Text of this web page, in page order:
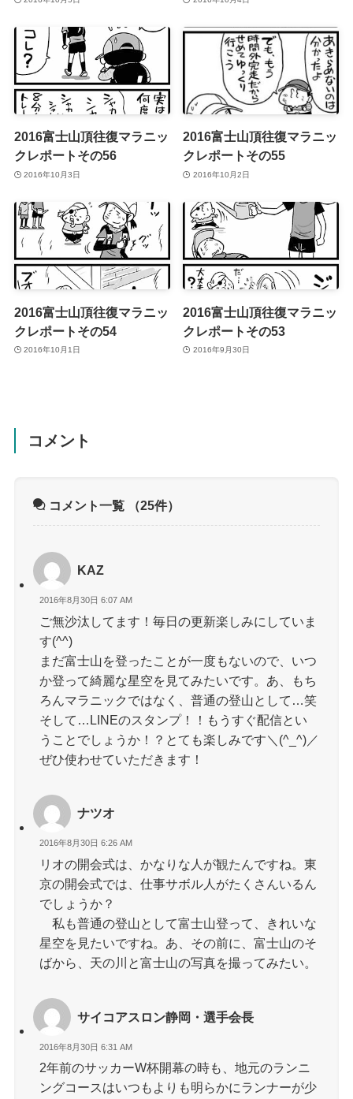
2016富士山頂往復マラニッ
クレポートその56
2016年10月3日
2016富士山頂往復マラニッ
クレポートその55
2016年10月2日
2016富士山頂往復マラニッ
クレポートその54
2016年10月1日
2016富士山頂往復マラニッ
クレポートその53
2016年9月30日
コメント
コメント一覧 （25件）
KAZ
2016年8月30日 6:07 AM
ご無沙汰してます！毎日の更新楽しみにしていま
す(^^)
まだ富士山を登ったことが一度もないので、いつ
か登って綺麗な星空を見てみたいです。あ、もち
ろんマラニックではなく、普通の登山として…笑
そして…LINEのスタンプ！！もうすぐ配信とい
うことでしょうか！？とても楽しみです＼(^_^)／
ぜひ使わせていただきます！
ナツオ
2016年8月30日 6:26 AM
リオの開会式は、かなりな人が観たんですね。東
京の開会式では、仕事サボル人がたくさんいるん
でしょうか？
私も普通の登山として富士山登って、きれいな
星空を見たいですね。あ、その前に、富士山のそ
ばから、天の川と富士山の写真を撮ってみたい。
サイコアスロン静岡・選手会長
2016年8月30日 6:31 AM
2年前のサッカーW杯開幕の時も、地元のランニ
ングコースはいつもよりも明らかにランナーが少